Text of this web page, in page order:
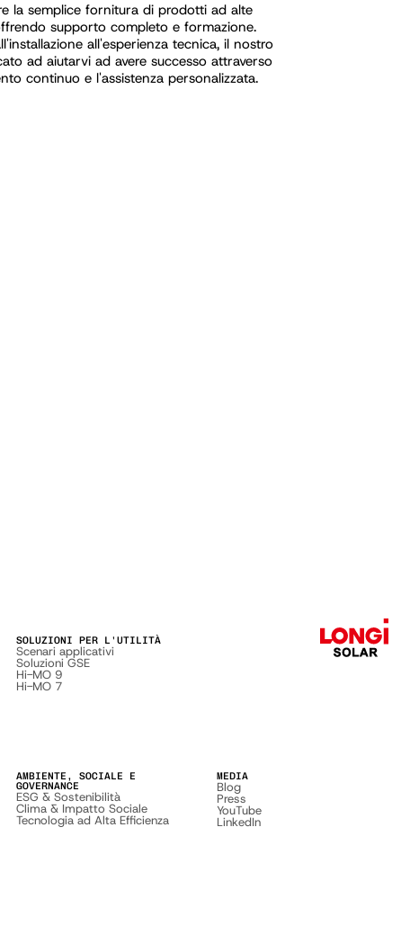
la semplice fornitura di prodotti ad alte
supporto completo e formazione.
all'esperienza tecnica, il nostro
ad aiutarvi ad avere successo attraverso
continuo e l'assistenza personalizzata.
SOLUZIONI PER L'UTILITÀ
Scenari applicativi
Soluzioni GSE
Hi-MO 9
Hi-MO 7
AMBIENTE, SOCIALE E
GOVERNANCE
ESG & Sostenibilità
Clima & Impatto Sociale
Tecnologia ad Alta Efficienza
MEDIA
Blog
Press
YouTube
LinkedIn